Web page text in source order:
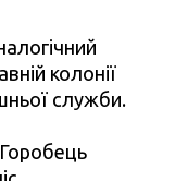
колонії
служби.